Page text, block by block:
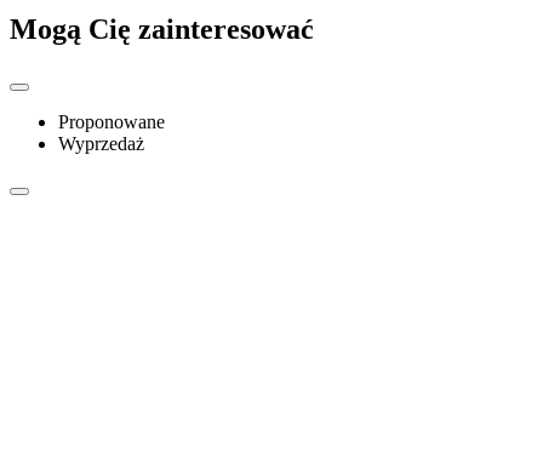
Mogą Cię zainteresować
Proponowane
Wyprzedaż